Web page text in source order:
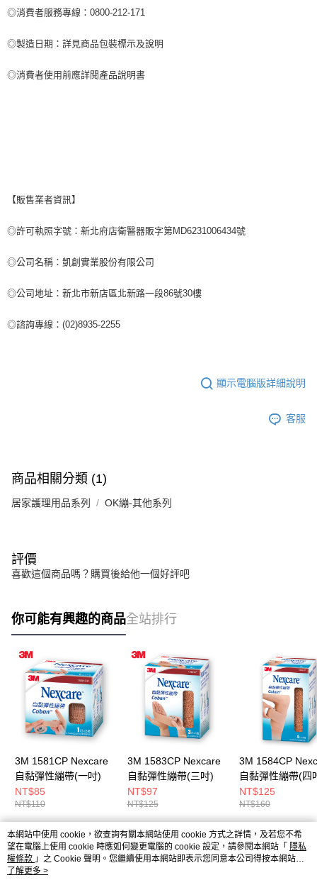
◎消費者服務專線：0800-212-171
◎製造日期：詳見商品包裝標示及說明
◎消費者使用前應詳閱產品說明書
【販售業者資訊】
◎許可執照字號：新北府店衛醫器販字第MD6231006434號
◎公司名稱：凱創實業股份有限公司
◎公司地址：新北市新店區北新路一段86號30樓
◎諮詢專線：(02)8935-2255
顯示電腦版詳細說明
客服
商品相關分類 (1)
居家護理用品系列 OK繃-其他系列
評價
喜歡這個商品嗎？購買後給他一個好評吧
你可能有興趣的商品全站排行
3M 1581CP Nexcare
自黏彈性繃帶(一吋)
NT$85
NT$110
3M 1583CP Nexcare
自黏彈性繃帶(三吋)
NT$97
NT$125
3M 1584CP
自黏彈性繃帶(四
NT$125
NT$160
熱門標籤
本網站中使用 cookie，欲查詢有關本網站使用 cookie 方式之詳情，及若您不希
望在電腦上使用 cookie 時應如何變更電腦的 cookie 設定，請參閱本網站「 隱私
權條款 」之 Cookie 聲明。您繼續使用本網站即表示您同意本公司得按本網站使
用條款之 Cookie 聲明使用 cookie。
了解更多 >